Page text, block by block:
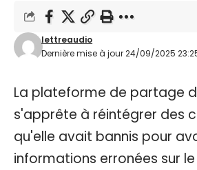
Dernière mise à jour 24/09/2025
lettreaudio
La plateforme de partage
s'apprête à réintégrer des
qu'elle avait bannis pour
informations erronées sur